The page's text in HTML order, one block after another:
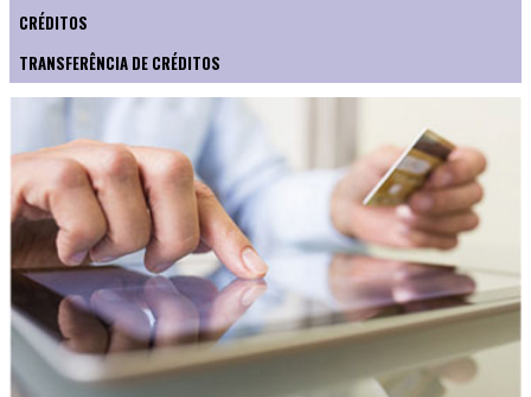
CRÉDITOS
TRANSFERÊNCIA DE CRÉDITOS